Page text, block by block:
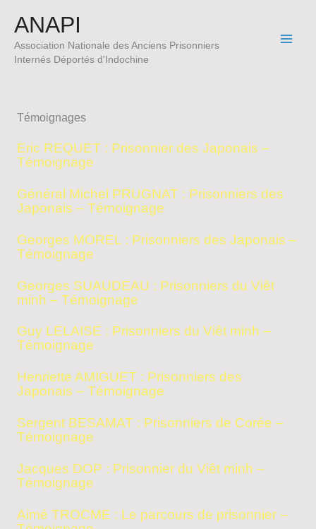
contenu
ANAPI
Association Nationale des Anciens Prisonniers
Internés Déportés d'Indochine
Témoignages
Eric REQUET : Prisonnier des Japonais –
Témoignage
Général Michel PRUGNAT : Prisonniers des
Japonais – Témoignage
Georges MOREL : Prisonniers des Japonais –
Témoignage
Georges SUAUDEAU : Prisonniers du Viêt
minh – Témoignage
Guy LELAISE : Prisonniers du Viêt minh –
Témoignage
Henriette AMIGUET : Prisonniers des
Japonais – Témoignage
Sergent BESAMAT : Prisonniers de Corée –
Témoignage
Jacques DOP : Prisonnier du Viêt minh –
Témoignage
Aimé TROCME : Le parcours de prisonnier –